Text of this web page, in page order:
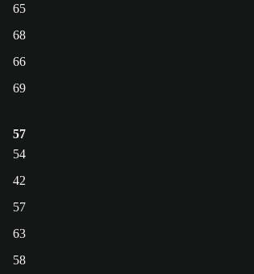
65
68
66
69
57
54
42
57
63
58